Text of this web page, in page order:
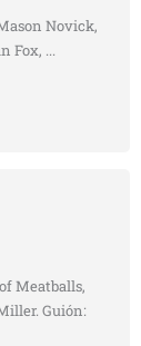
Novick,
Fox, ...
Meatballs,
Guión: